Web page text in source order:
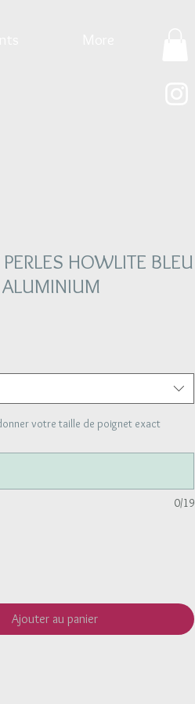
HOWLITE BLEU
votre taille de poignet exact
0/19
Ajouter au panier